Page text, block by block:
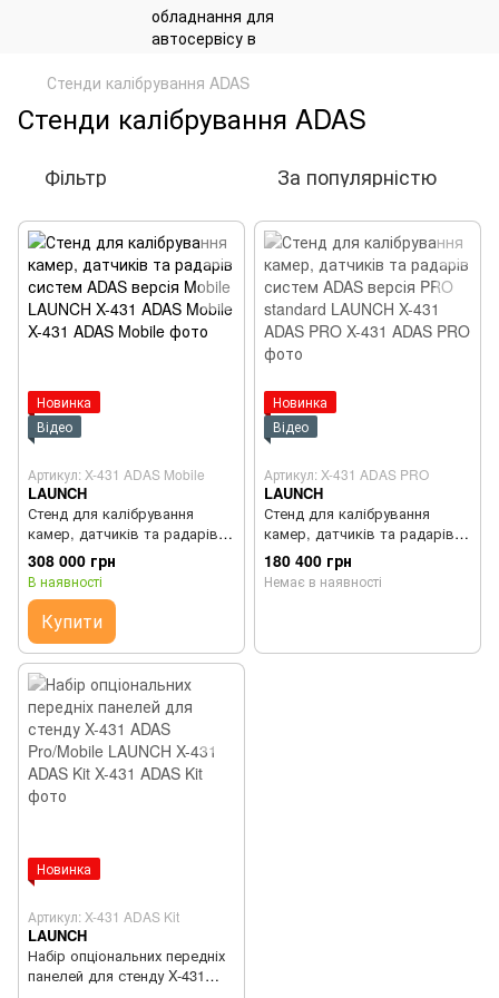
Стенди калібрування ADAS
Стенди калібрування ADAS
Фільтр За популярністю
Новинка
Відео
Артикул: X-431 ADAS Mobile
LAUNCH
Стенд для калібрування
камер, датчиків та радарів
систем ADAS версія Mobile
LAUNCH X-431 ADAS Mobile
308 000 грн
В наявності
Купити
Новинка
Відео
Артикул: X-431 ADAS PRO
LAUNCH
Стенд для калібрування
камер, датчиків та радарів
систем ADAS версія PRO
standard LAUNCH X-431 ADAS
PRO
180 400 грн
Немає в наявності
Новинка
Артикул: X-431 ADAS Kit
LAUNCH
Набір опціональних передніх
панелей для стенду X-431